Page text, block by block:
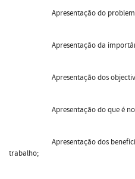
Apresentação do
Apresentação da
Apresentação dos
Apresentação do que é novo
Apresentação dos benefícios
trabalho;